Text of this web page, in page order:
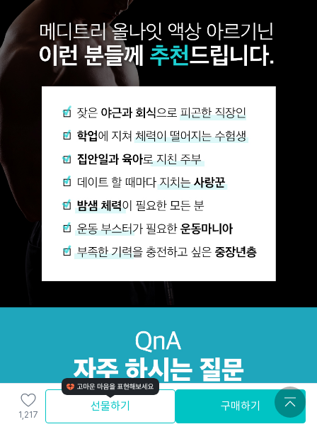
1,217
선물하기 구매하기